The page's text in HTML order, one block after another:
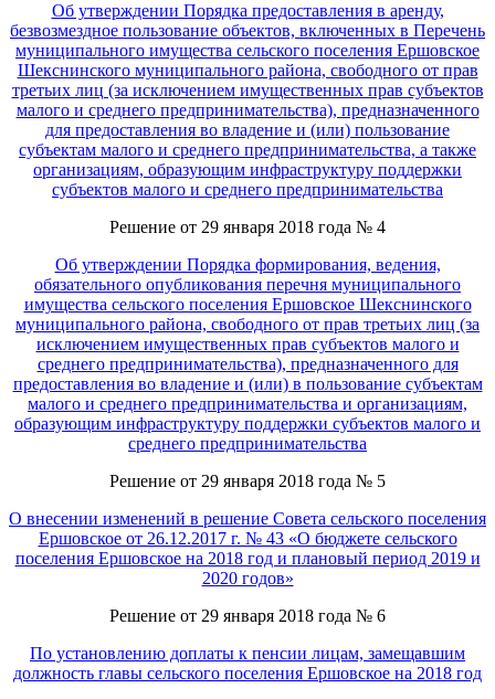
Об утверждении Порядка предоставления в аренду,
безвозмездное пользование объектов, включенных в Перечень
муниципального имущества сельского поселения Ершовское
Шекснинского муниципального района, свободного от прав
третьих лиц (за исключением имущественных прав субъектов
малого и среднего предпринимательства), предназначенного
для предоставления во владение и (или) пользование
субъектам малого и среднего предпринимательства, а также
организациям, образующим инфраструктуру поддержки
субъектов малого и среднего предпринимательства
Решение от 29 января 2018 года № 4
Об утверждении Порядка формирования, ведения,
обязательного опубликования перечня муниципального
имущества сельского поселения Ершовское Шекснинского
муниципального района, свободного от прав третьих лиц (за
исключением имущественных прав субъектов малого и
среднего предпринимательства), предназначенного для
предоставления во владение и (или) в пользование субъектам
малого и среднего предпринимательства и организациям,
образующим инфраструктуру поддержки субъектов малого и
среднего предпринимательства
Решение от 29 января 2018 года № 5
О внесении изменений в решение Совета сельского поселения
Ершовское от 26.12.2017 г. № 43 «О бюджете сельского
поселения Ершовское на 2018 год и плановый период 2019 и
2020 годов»
Решение от 29 января 2018 года № 6
По установлению доплаты к пенсии лицам, замещавшим
должность главы сельского поселения Ершовское на 2018 год